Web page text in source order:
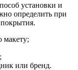
установки и
определить при
макету;
или бренд.